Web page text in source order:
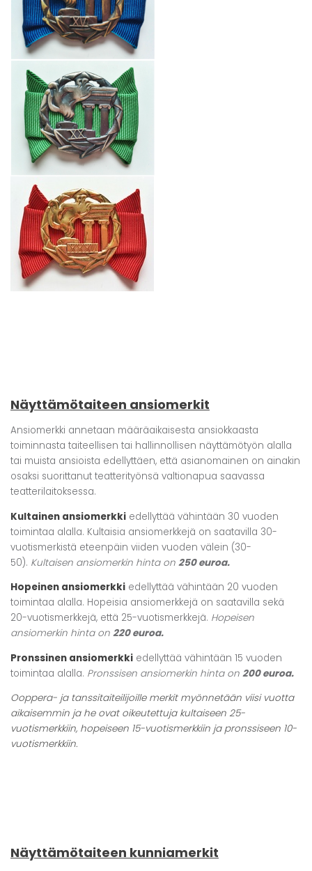
Näyttämötaiteen ansiomerkit
Ansiomerkki annetaan määräaikaisesta ansiokkaasta
toiminnasta taiteellisen tai hallinnollisen näyttämötyön alalla
tai muista ansioista edellyttäen, että asianomainen on ainakin
osaksi suorittanut teatterityönsä valtionapua saavassa
teatterilaitoksessa.
Kultainen ansiomerkki edellyttää vähintään 30 vuoden
toimintaa alalla. Kultaisia ansiomerkkejä on saatavilla 30-
vuotismerkistä eteenpäin viiden vuoden välein (30-
50). Kultaisen ansiomerkin hinta on 250 euroa.
Hopeinen ansiomerkki edellyttää vähintään 20 vuoden
toimintaa alalla. Hopeisia ansiomerkkejä on saatavilla sekä
20-vuotismerkkejä, että 25-vuotismerkkejä. Hopeisen
ansiomerkin hinta on 220 euroa.
Pronssinen ansiomerkki edellyttää vähintään 15 vuoden
toimintaa alalla. Pronssisen ansiomerkin hinta on 200 euroa.
Ooppera- ja tanssitaiteilijoille merkit myönnetään viisi vuotta
aikaisemmin ja he ovat oikeutettuja kultaiseen 25-
vuotismerkkiin, hopeiseen 15-vuotismerkkiin ja pronssiseen 10-
vuotismerkkiin.
Näyttämötaiteen kunniamerkit